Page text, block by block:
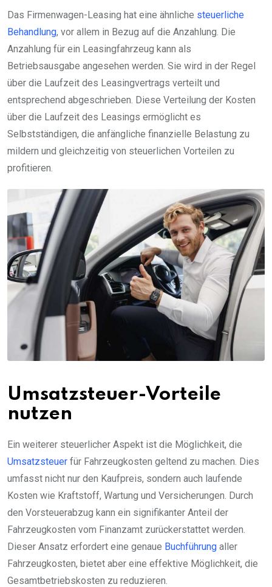
Das Firmenwagen-Leasing hat eine ähnliche steuerliche
Behandlung, vor allem in Bezug auf die Anzahlung. Die
Anzahlung für ein Leasingfahrzeug kann als
Betriebsausgabe angesehen werden. Sie wird in der Regel
über die Laufzeit des Leasingvertrags verteilt und
entsprechend abgeschrieben. Diese Verteilung der Kosten
über die Laufzeit des Leasings ermöglicht es
Selbstständigen, die anfängliche finanzielle Belastung zu
mildern und gleichzeitig von steuerlichen Vorteilen zu
profitieren.
Umsatzsteuer-Vorteile
nutzen
Ein weiterer steuerlicher Aspekt ist die Möglichkeit, die
Umsatzsteuer für Fahrzeugkosten geltend zu machen. Dies
umfasst nicht nur den Kaufpreis, sondern auch laufende
Kosten wie Kraftstoff, Wartung und Versicherungen. Durch
den Vorsteuerabzug kann ein signifikanter Anteil der
Fahrzeugkosten vom Finanzamt zurückerstattet werden.
Dieser Ansatz erfordert eine genaue Buchführung aller
Fahrzeugkosten, bietet aber eine effektive Möglichkeit, die
Gesamtbetriebskosten zu reduzieren.